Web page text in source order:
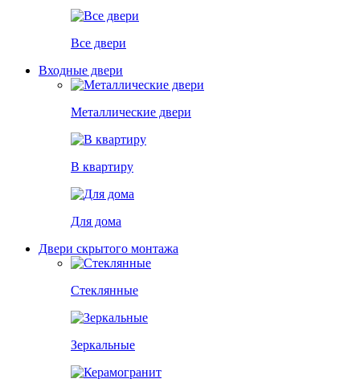
Все двери
Входные двери
Металлические двери
В квартиру
Для дома
Двери скрытого монтажа
Стеклянные
Зеркальные